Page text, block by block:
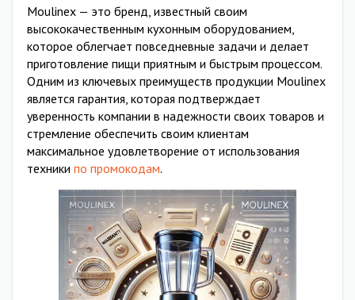
Moulinex — это бренд, известный своим
высококачественным кухонным оборудованием,
которое облегчает повседневные задачи и делает
приготовление пищи приятным и быстрым процессом.
Одним из ключевых преимуществ продукции Moulinex
является гарантия, которая подтверждает
уверенность компании в надежности своих товаров и
стремление обеспечить своим клиентам
максимальное удовлетворение от использования
техники по промокодам.